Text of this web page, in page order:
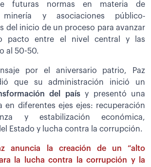
futuras normas en materia de
minería y asociaciones público-
del inicio de un proceso para avanzar
pacto entre el nivel central y las
al 50-50.
por el aniversario patrio, Paz
que su administración inició un
del paísy presentó una
en diferentes ejes ejes: recuperación
y estabilización económica,
Estado y lucha contra la corrupción.
anuncia la creación de un “alto
la lucha contra la corrupción y la